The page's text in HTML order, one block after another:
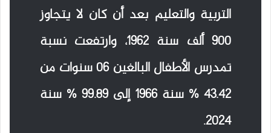
التربية والتعليم بعد أن كان لا يتجاوز
900 ألف سنة 1962، وارتفعت نسبة
تمدرس الأطفال البالغين 06 سنوات من
43.42 % سنة 1966 إلى 99.89 % سنة
2024.